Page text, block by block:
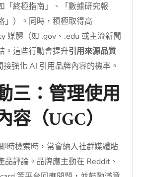
「終極指南」、「數據研究報
」）。同時，積極取得高
媒體（如 .gov、.edu 或主流新聞
。這些行動會提升引用來源品質
接強化 AI 引用品牌內容的機率。
三：管理使用
（UGC）
時檢索時，常會納入社群媒體貼
品評論。品牌應主動在 Reddit、